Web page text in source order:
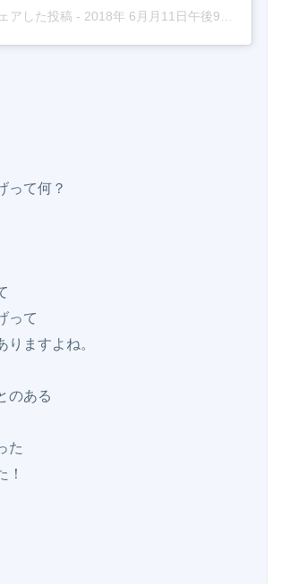
アした投稿 - 2018年 6月月11日午後9時34分PDT
って何？
って
りますよね。
のある
た
！